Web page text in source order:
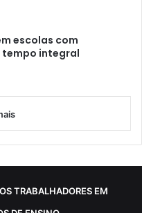
escolas com
integral
TRABALHADORES EM